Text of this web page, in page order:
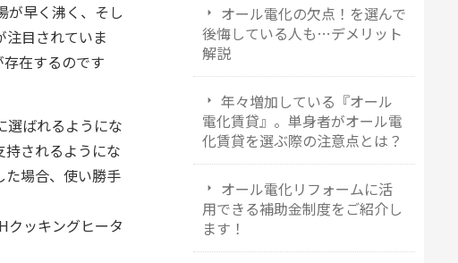
が早く沸く、そし
目されていま
在するのです
選ばれるようにな
されるようにな
た場合、使い勝手
クッキングヒータ
オール電化の欠点！を選んで
後悔している人も…デメリット
解説
年々増加している『オール
電化賃貸』。単身者がオール電
化賃貸を選ぶ際の注意点とは？
オール電化リフォームに活
用できる補助金制度をご紹介し
ます！